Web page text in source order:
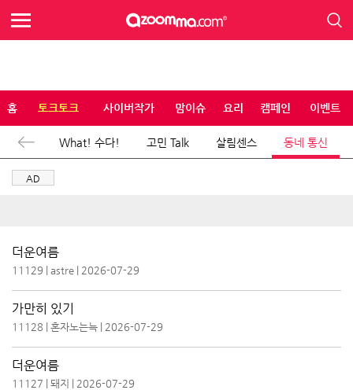
홈 토크토크 사이버작가 맘이슈 요리 캠페인 이벤트
대화​ What! 수다! 고민 Talk 살림센스 동네 통신
AD
더운여름
11129 astre 2026-07-29
가만히 있기
11128 혼자노는늑 2026-07-29
더운여름
11127 돼지 2026-07-29